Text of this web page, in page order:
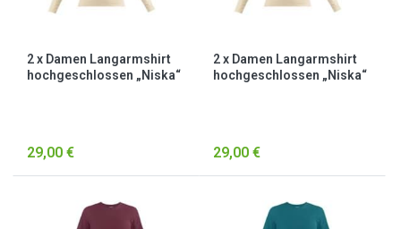
2 x Damen Langarmshirt
hochgeschlossen „Niska“
29,00 €
2 x Damen Langarmshirt
hochgeschlossen „Niska“
29,00 €